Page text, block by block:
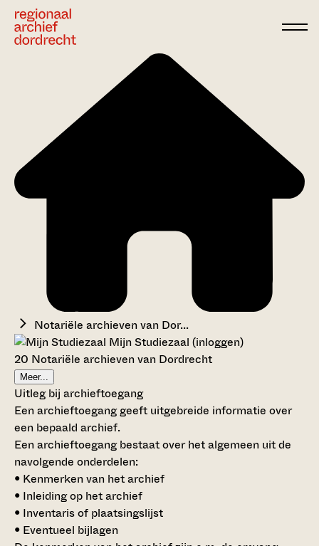
Notariële archieven van Dor...
Mijn Studiezaal (inloggen)
20 Notariële archieven van Dordrecht
Meer...
Uitleg bij archieftoegang
Een archieftoegang geeft uitgebreide informatie over
een bepaald archief.
Een archieftoegang bestaat over het algemeen uit de
navolgende onderdelen:
• Kenmerken van het archief
• Inleiding op het archief
• Inventaris of plaatsingslijst
• Eventueel bijlagen